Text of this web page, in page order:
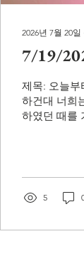
2026년 7월 20일
7/19/
제목: 오늘부
하건대 너희
하였던 때를
키지 아니하
일 곧 여호
직도 창고에
교회
5